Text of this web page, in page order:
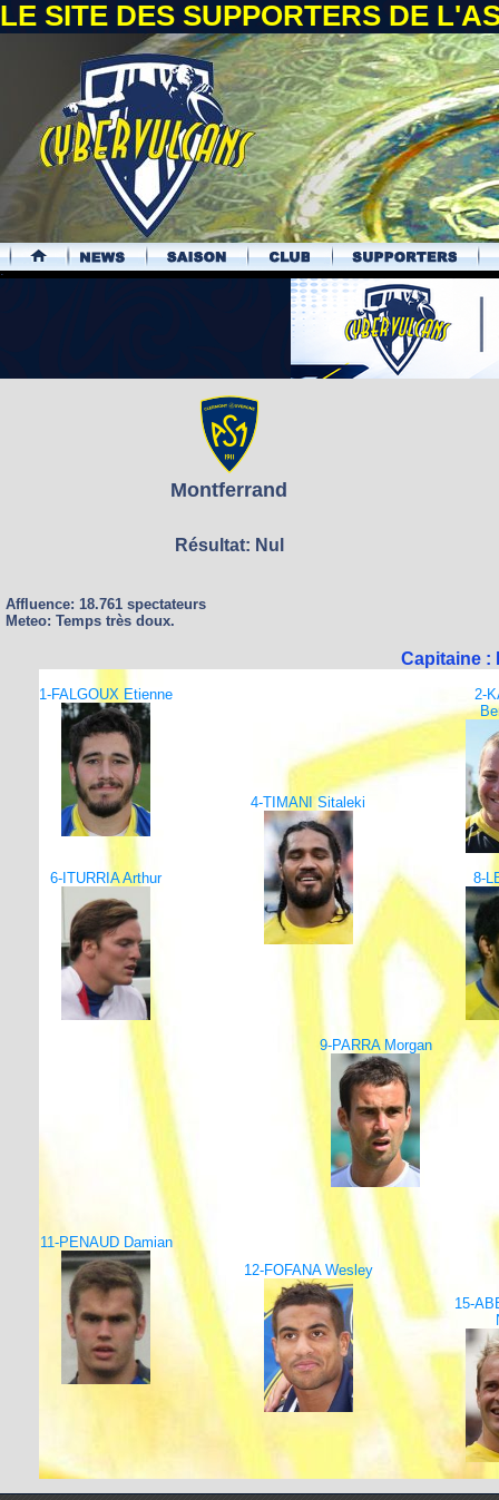
LE SITE DES SUPPORTERS DE
.
Montferrand
Résultat: Nul
Affluence: 18.761 spectateurs
Meteo: Temps très doux.
Capitaine :
1-FALGOUX Etienne
2-
4-TIMANI Sitaleki
6-ITURRIA Arthur 8-
9-PARRA Morgan
11-PENAUD Damian
12-FOFANA Wesley
15-